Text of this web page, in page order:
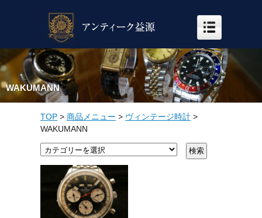
WAKUMANN
TOP > 商品メニュー > ヴィンテージ時計 >
WAKUMANN